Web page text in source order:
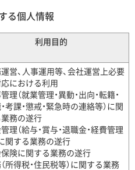
る個人情報
利用目的
営、人事運用等、会社運営上必要
における利用
理（就業管理・異動・出向・転籍・
考課・懲戒・緊急時の連絡等）に関
業務の遂行
理（給与・賞与・退職金・経費管理
関する業務の遂行
険に関する業務の遂行
所得税・住民税等）に関する業務